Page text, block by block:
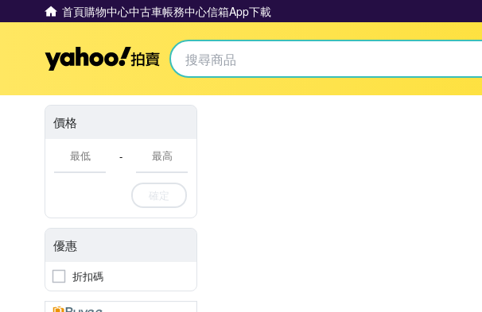
首頁購物中心中古車帳務中心信箱App下載
Yahoo拍賣
價格
-
確定
優惠
折扣碼